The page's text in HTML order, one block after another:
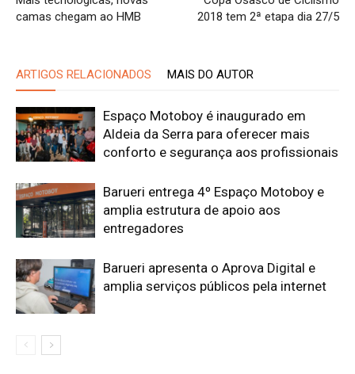
camas chegam ao HMB
2018 tem 2ª etapa dia 27/5
ARTIGOS RELACIONADOS MAIS DO AUTOR
Espaço Motoboy é inaugurado em
Aldeia da Serra para oferecer mais
conforto e segurança aos profissionais
Barueri entrega 4º Espaço Motoboy e
amplia estrutura de apoio aos
entregadores
Barueri apresenta o Aprova Digital e
amplia serviços públicos pela internet